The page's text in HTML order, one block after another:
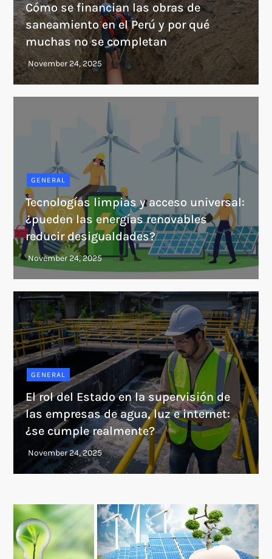
Cómo se financian las obras de
saneamiento en el Perú y por qué
muchas no se completan
GENERAL
Tecnologías limpias y acceso universal:
¿pueden las energías renovables
reducir desigualdades?
GENERAL
El rol del Estado en la supervisión de
las empresas de agua, luz e internet:
¿se cumple realmente?